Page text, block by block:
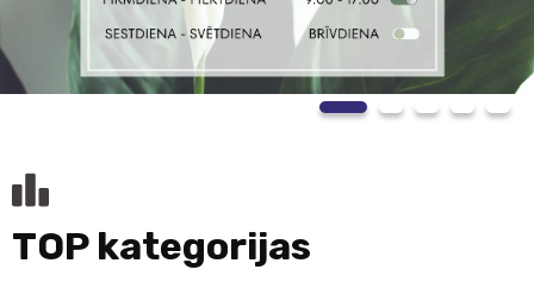
TOP kategorijas